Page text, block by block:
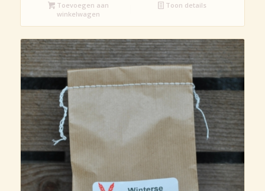
Toevoegen aan
winkelwagen
Toon details